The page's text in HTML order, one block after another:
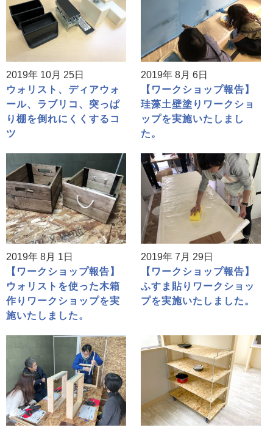
2019年 10月 25日
ウォリスト、ディアウォ
ール、ラブリコ、突っぱ
り棚を倒れにくくするコ
ツ
2019年 8月 6日
【ワークショップ報告】
珪藻土壁塗りワークショ
ップを実施いたしまし
た。
2019年 8月 1日
【ワークショップ報告】
ウォリストを使った木箱
作りワークショップを実
施いたしました。
2019年 7月 29日
【ワークショップ報告】
ふすま貼りワークショッ
プを実施いたしました。